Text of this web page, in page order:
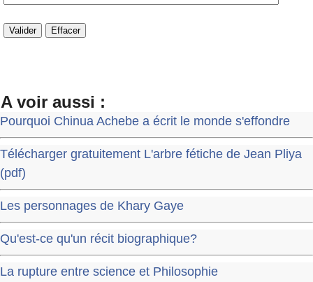
A voir aussi :
Pourquoi Chinua Achebe a écrit le monde s'effondre
Télécharger gratuitement L'arbre fétiche de Jean Pliya
(pdf)
Les personnages de Khary Gaye
Qu'est-ce qu'un récit biographique?
La rupture entre science et Philosophie